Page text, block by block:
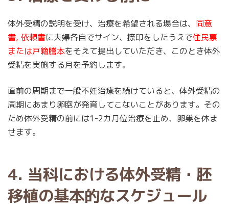
体外受精の説明を受け、治療を希望される場合は、 同意
書, 依頼書に夫婦各自でサイン、捺印をしたうえで住民票
または戸籍謄本をそえて提出していただき、このとき体外
受精を実施する月を予約します。
直前の周期まで一般不妊治療を続けていると、体外受精の
周期にあまり卵胞が発育してこないことがあります。その
ため体外受精の前には1-2カ月位治療を止め、卵巣を休ま
せます。
4. 当科における体外受精・胚
移植の基本的なスケジュール